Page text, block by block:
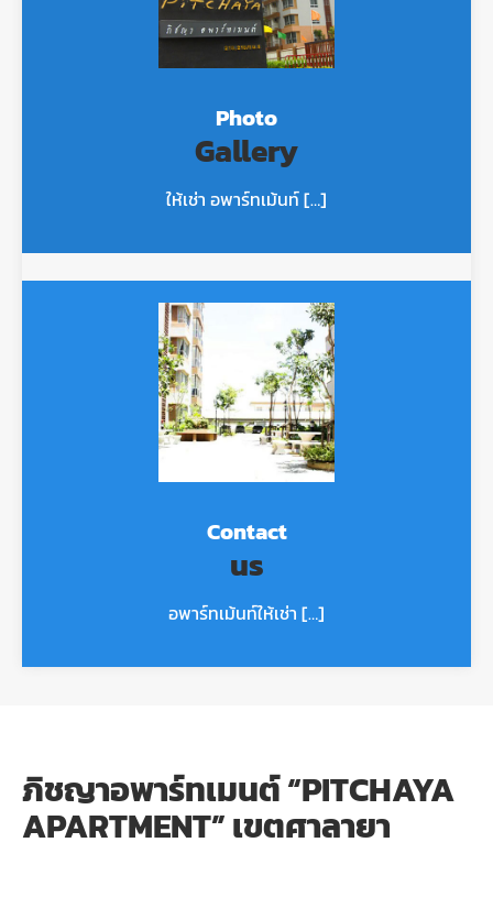
Photo
Gallery
ให้เช่า อพาร์ทเม้นท์ […]
Contact
us
อพาร์ทเม้นท์ให้เช่า […]
ภิชญาอพาร์ทเมนต์ “PITCHAYA
APARTMENT” เขตศาลายา